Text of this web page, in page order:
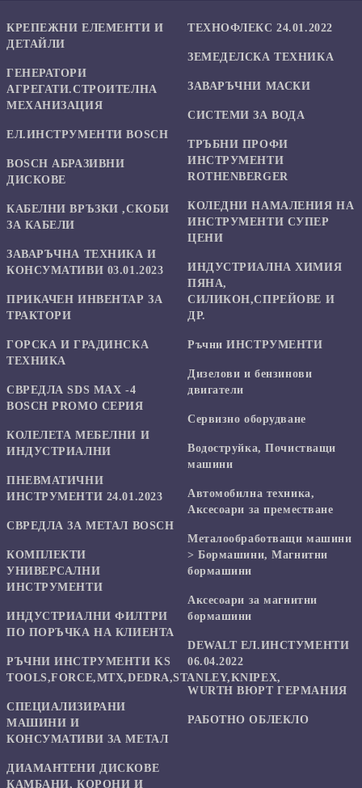
КРЕПЕЖНИ ЕЛЕМЕНТИ И
ДЕТАЙЛИ
ГЕНЕРАТОРИ
АГРЕГАТИ.СТРОИТЕЛНА
МЕХАНИЗАЦИЯ
ЕЛ.ИНСТРУМЕНТИ BOSCH
BOSCH АБРАЗИВНИ
ДИСКОВЕ
КАБЕЛНИ ВРЪЗКИ ,СКОБИ
ЗА КАБЕЛИ
ЗАВАРЪЧНА ТЕХНИКА И
КОНСУМАТИВИ 03.01.2023
ПРИКАЧЕН ИНВЕНТАР ЗА
ТРАКТОРИ
ГОРСКА И ГРАДИНСКА
ТЕХНИКА
СВРЕДЛА SDS MAX -4
BOSCH PROMO СЕРИЯ
КОЛЕЛЕТА МЕБЕЛНИ И
ИНДУСТРИАЛНИ
ПНЕВМАТИЧНИ
ИНСТРУМЕНТИ 24.01.2023
СВРЕДЛА ЗА МЕТАЛ BOSCH
КОМПЛЕКТИ
УНИВЕРСАЛНИ
ИНСТРУМЕНТИ
ИНДУСТРИАЛНИ ФИЛТРИ
ПО ПОРЪЧКА НА КЛИЕНТА
РЪЧНИ ИНСТРУМЕНТИ KS
TOOLS,FORCE,MTX,DEDRA,STANLEY,KNIPEX,
СПЕЦИАЛИЗИРАНИ
МАШИНИ И
КОНСУМАТИВИ ЗА МЕТАЛ
ДИАМАНТЕНИ ДИСКОВЕ
КАМБАНИ, КОРОНИ И
ТЕХНОФЛЕКС 24.01.2022
ЗЕМЕДЕЛСКА ТЕХНИКА
ЗАВАРЪЧНИ МАСКИ
СИСТЕМИ ЗА ВОДА
ТРЪБНИ ПРОФИ
ИНСТРУМЕНТИ
ROTHENBERGER
КОЛЕДНИ НАМАЛЕНИЯ НА
ИНСТРУМЕНТИ СУПЕР
ЦЕНИ
ИНДУСТРИАЛНА ХИМИЯ
ПЯНА,
СИЛИКОН,СПРЕЙОВЕ И
ДР.
Ръчни ИНСТРУМЕНТИ
Дизелови и бензинови
двигатели
Сервизно оборудване
Водоструйка, Почистващи
машини
Автомобилна техника,
Аксесоари за преместване
Mеталообработващи машини
> Бормашини, Магнитни
бормашини
Аксесоари за магнитни
бормашини
DEWALT ЕЛ.ИНСТУМЕНТИ
06.04.2022
WURTH ВЮРТ ГЕРМАНИЯ
РАБОТНО ОБЛЕКЛО